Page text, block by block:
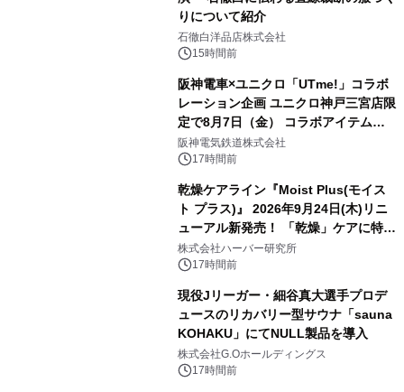
りについて紹介
石徹白洋品店株式会社
15時間前
阪神電車×ユニクロ「UTme!」コラボ
レーション企画 ユニクロ神戸三宮店限
定で8月7日（金） コラボアイテムが
発売決定！
阪神電気鉄道株式会社
17時間前
乾燥ケアライン『Moist Plus(モイス
ト プラス)』 2026年9月24日(木)リニ
ューアル新発売！ 「乾燥」ケアに特化
し、ライン使いで潤いに満ちた肌へ
株式会社ハーバー研究所
17時間前
現役Jリーガー・細谷真大選手プロデ
ュースのリカバリー型サウナ「sauna
KOHAKU」にてNULL製品を導入
株式会社G.Oホールディングス
17時間前